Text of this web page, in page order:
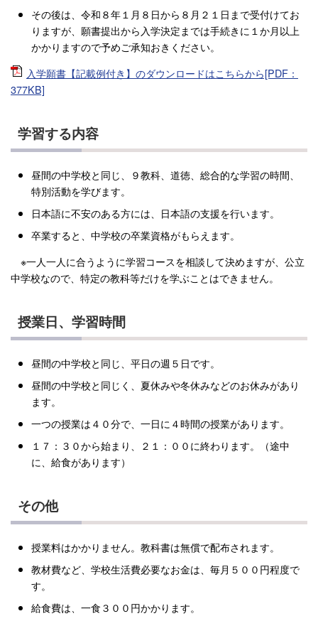
その後は、令和８年１月８日から８月２１日まで受付けてお
りますが、願書提出から入学決定までは手続きに１か月以上
かかりますので予めご承知おきください。
入学願書【記載例付き】のダウンロードはこちらから[PDF：
377KB]
学習する内容
昼間の中学校と同じ、９教科、道徳、総合的な学習の時間、
特別活動を学びます。
日本語に不安のある方には、日本語の支援を行います。
卒業すると、中学校の卒業資格がもらえます。
※一人一人に合うように学習コースを相談して決めますが、公立
中学校なので、特定の教科等だけを学ぶことはできません。
授業日、学習時間
昼間の中学校と同じ、平日の週５日です。
昼間の中学校と同じく、夏休みや冬休みなどのお休みがあり
ます。
一つの授業は４０分で、一日に４時間の授業があります。
１７：３０から始まり、２１：００に終わります。（途中
に、給食があります）
その他
授業料はかかりません。教科書は無償で配布されます。
教材費など、学校生活費必要なお金は、毎月５００円程度で
す。
給食費は、一食３００円かかります。